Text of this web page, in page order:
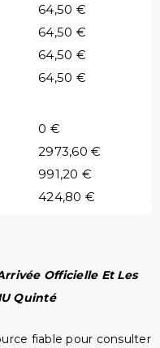
64,50 €
64,50 €
64,50 €
64,50 €
0 €
2973,60 €
991,20 €
424,80 €
Officielle Et Les
Quinté
fiable pour consulter